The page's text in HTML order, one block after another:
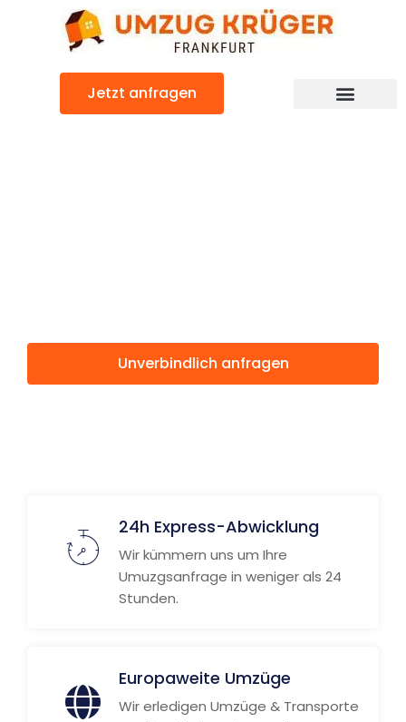
Jetzt anfragen
Unverbindlich anfragen
24h Express-Abwicklung
Wir kümmern uns um Ihre
Umuzgsanfrage in weniger als 24
Stunden.
Europaweite Umzüge
Wir erledigen Umzüge & Transporte